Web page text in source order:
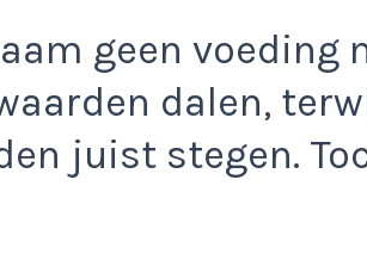
geen voeding
dalen,
juist stegen.